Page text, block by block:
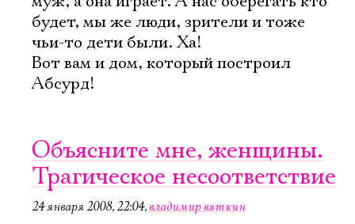
будет, мы же люди, зрители и тоже
чьи-то дети были. Ха!
Вот вам и дом, который построил
Абсурд!
Объясните мне, женщины.
Трагическое несоответствие
24 января 2008, 22:04, владимир вяткин
Электропочта